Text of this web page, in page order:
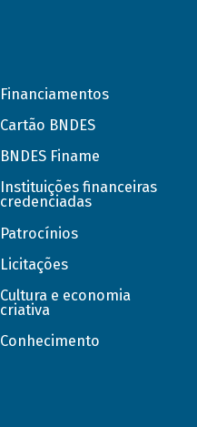
Financiamentos
Cartão BNDES
BNDES Finame
Instituições financeiras
credenciadas
Patrocínios
Licitações
Cultura e economia
criativa
Conhecimento